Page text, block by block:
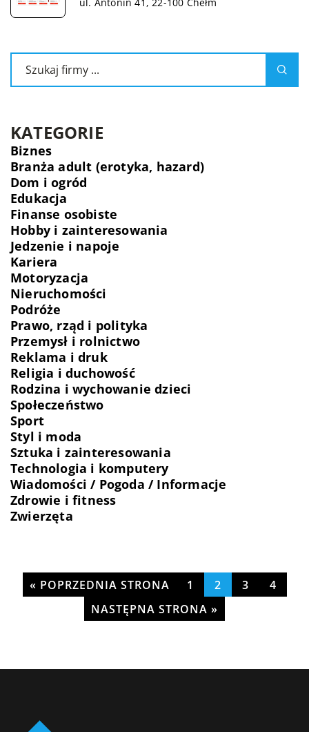
KATEGORIE
Biznes
Branża adult (erotyka, hazard)
Dom i ogród
Edukacja
Finanse osobiste
Hobby i zainteresowania
Jedzenie i napoje
Kariera
Motoryzacja
Nieruchomości
Podróże
Prawo, rząd i polityka
Przemysł i rolnictwo
Reklama i druk
Religia i duchowość
Rodzina i wychowanie dzieci
Społeczeństwo
Sport
Styl i moda
Sztuka i zainteresowania
Technologia i komputery
Wiadomości / Pogoda / Informacje
Zdrowie i fitness
Zwierzęta
« POPRZEDNIA STRONA 1 2 3
4
NASTĘPNA STRONA »